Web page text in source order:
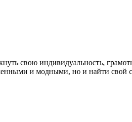
свою индивидуальность,
и модными, но и найти свой